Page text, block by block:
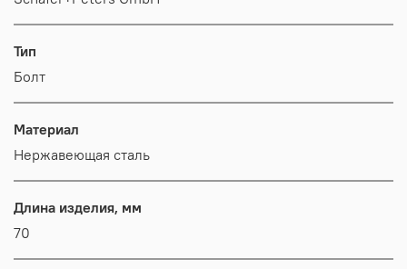
Тип
Болт
Материал
Нержавеющая сталь
Длина изделия, мм
70